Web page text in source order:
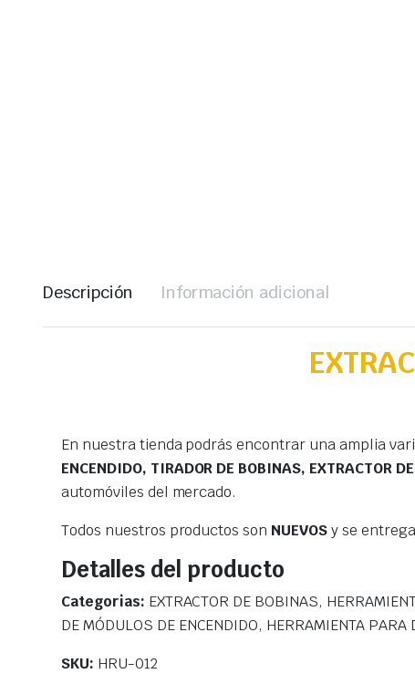
Descripción Información adicional
En nuestra tienda podrás encontrar una amplia
ENCENDIDO, TIRADOR DE BOBINAS, EXTRACTOR
automóviles del mercado.
Todos nuestros productos son NUEVOSy se
Detalles del producto
Categorias: EXTRACTOR DE BOBINAS,
DE MÓDULOS DE ENCENDIDO, HERRAMIENTA PARA
SKU: HRU-012